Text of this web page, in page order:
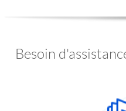
Besoin